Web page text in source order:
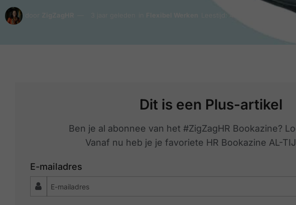
Dit is een Plus-artikel
Ben je al abonnee van het #ZigZagHR Bookazine?
Vanaf nu heb je je favoriete HR Bookazine AL-
E-mailadres